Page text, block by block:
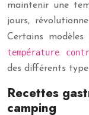
maintenir une
jours,
Certains
température
des différents
Recettes
camping